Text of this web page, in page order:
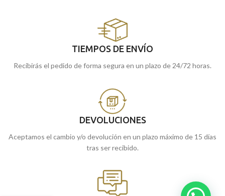
TIEMPOS DE ENVÍO
Recibirás el pedido de forma segura en un plazo de 24/72 horas.
DEVOLUCIONES
Aceptamos el cambio y/o devolución en un plazo máximo de 15 días
tras ser recibido.